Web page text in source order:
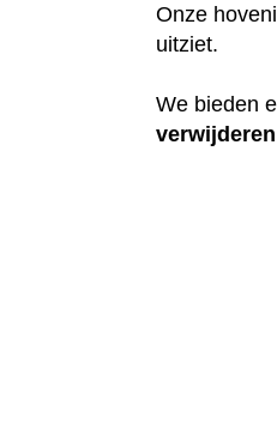
Onze
uitziet.
We bieden
verwijderen